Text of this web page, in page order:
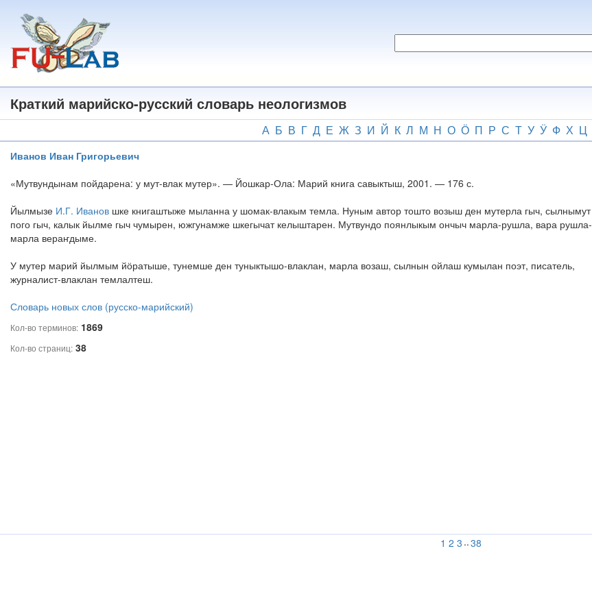
основному
содержанию
Краткий марийско-русский словарь неологизмов
А Б В Г Д Е Ж З И Й К Л М Н О Ӧ П Р С Т У Ӱ Ф Х Ц
Иванов Иван Григорьевич
«Мутвундынам пойдарена: у мут-влак мутер». — Йошкар-Ола: Марий книга савыктыш, 2001. — 176 с.
Йылмызе И.Г. Иванов шке книгаштыже мыланна у шомак-влакым темла. Нуным автор тошто возыш ден мутерла гыч, сылнымут
пого гыч, калык йылме гыч чумырен, южгунамже шкегычат келыштарен. Мутвундо поянлыкым ончыч марла-рушла, вара рушла-
марла вераҥдыме.
У мутер марий йылмым йӧратыше, тунемше ден туныктышо-влаклан, марла возаш, сылнын ойлаш кумылан поэт, писатель,
журналист-влаклан темлалтеш.
Словарь новых слов (русско-марийский)
Кол-во терминов: 1869
Кол-во страниц: 38
1 2 3 ..38